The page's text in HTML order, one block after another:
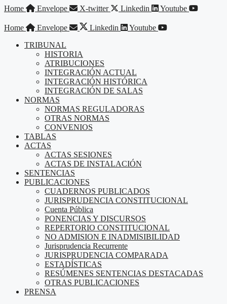
Saltar
contenido
Home Envelope X-twitter Linkedin Youtube
Home Envelope Linkedin
Youtube
TRIBUNAL
HISTORIA
ATRIBUCIONES
INTEGRACIÓN ACTUAL
INTEGRACIÓN HISTÓRICA
INTEGRACIÓN DE SALAS
NORMAS
NORMAS REGULADORAS
OTRAS NORMAS
CONVENIOS
TABLAS
ACTAS
ACTAS SESIONES
ACTAS DE INSTALACIÓN
SENTENCIAS
PUBLICACIONES
CUADERNOS PUBLICADOS
JURISPRUDENCIA CONSTITUCIONAL
Cuenta Pública
PONENCIAS Y DISCURSOS
REPERTORIO CONSTITUCIONAL
NO ADMISION E INADMISIBILIDAD
Jurisprudencia Recurrente
JURISPRUDENCIA COMPARADA
ESTADÍSTICAS
RESÚMENES SENTENCIAS DESTACADAS
OTRAS PUBLICACIONES
PRENSA